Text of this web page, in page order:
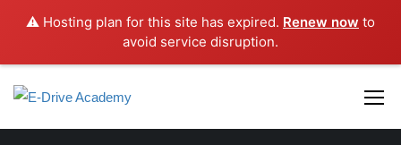
⚠️ Hosting plan for this site has expired. Renew now to
avoid service disruption.